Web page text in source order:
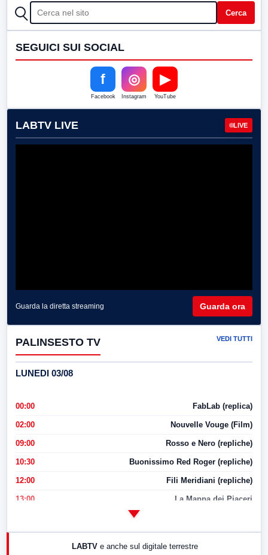
CERCA Cerca
SEGUICI SUI SOCIAL
f
Facebook
◎
Instagram
▶
YouTube
LABTV LIVE LIVE
Guarda la diretta streaming Guarda ora
PALINSESTO TV VEDI TUTTI
LUNEDI 03/08
00:00 FabLab (replica)
02:00 Nouvelle Vouge (Film)
09:00 Rosso e Nero (repliche)
10:30 Buonissimo Red Roger (repliche)
12:00 Fili Meridiani (repliche)
13:00 La Mappa dei Piaceri
LABTV e anche sul digitale terrestre